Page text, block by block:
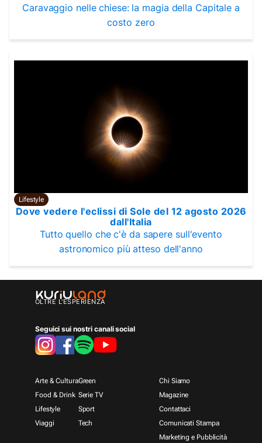
Caravaggio nelle chiese: la magia della Capitale a
costo zero
Lifestyle
Dove vedere l'eclissi di Sole del 12 agosto 2026
dall'Italia
Tutto quello che c'è da sapere sull'evento
astronomico più atteso dell'anno
OLTRE L'ESPERIENZA
Seguici sui nostri canali social
Arte & Cultura
Food & Drink
Lifestyle
Viaggi
Green
Serie TV
Sport
Tech
Chi Siamo
Magazine
Contattaci
Comunicati Stampa
Marketing e Pubblicità